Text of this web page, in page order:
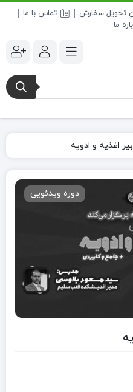
تحویل سفارش
تماس با ما
ما
اغذیه و ادویه
دوره ویدئویی